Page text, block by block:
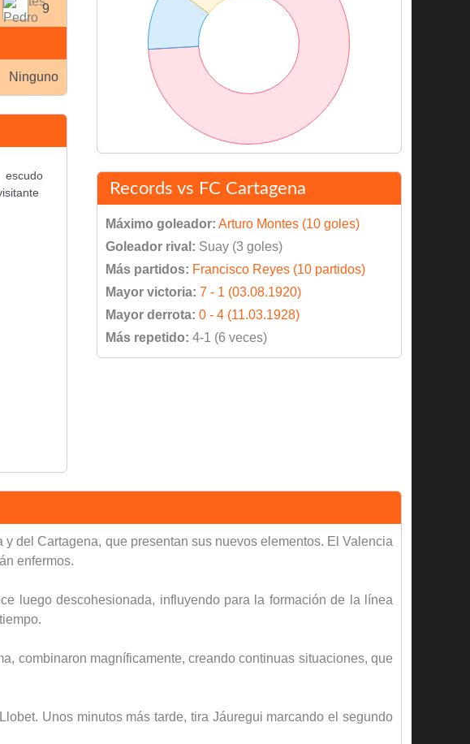
9
Ninguno
Records vs FC Cartagena
Máximo goleador: Arturo Montes (10 goles)
Goleador rival: Suay (3 goles)
Más partidos: Francisco Reyes (10 partidos)
Mayor victoria: 7 - 1 (03.08.1920)
Mayor derrota: 0 - 4 (11.03.1928)
Más repetido: 4-1 (6 veces)
del Cartagena, que presentan sus nuevos elementos. El Valencia
enfermos.
luego descohesionada, influyendo para la formación de la línea
combinaron magníficamente, creando continuas situaciones, que
Unos minutos más tarde, tira Jáuregui marcando el segundo